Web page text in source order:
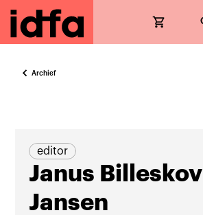
Archief
editor
Janus Billeskov
Jansen